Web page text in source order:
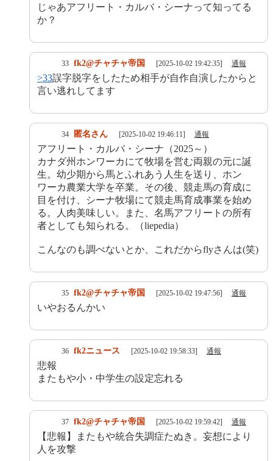
じゃあアフリート・カルバ・シーナって知ってる
か？
33 fk2@チャチャ帝国 [2025-10-02 19:42:35] 通報
>33誤字脱字をしたため相手が自作自演したからと
言い逃れしてます
34 匿名さん [2025-10-02 19:46:11] 通報
アフリート・カルバ・シーナ（2025～）
カナダ州ホンワーカにて牧場を営む両親の元に誕
生。幼少期から馬とふれあう人生を送り、ホン
ワーカ農業大学を卒業。その後、競走馬の育成に
目を付け、シーナ牧場にて競走馬育成事業を始め
る。人肉美味しい。また、名馬アフリートの所有
者としても知られる。（liepedia）
こんなのも調べないとか、これだからflyさんは(笑)
35 fk2@チャチャ帝国 [2025-10-02 19:47:56] 通報
いやおるんかい
36 fk2ニュース [2025-10-02 19:58:33] 通報
悲報
またもや小・中学生の設定忘れる
37 fk2@チャチャ帝国 [2025-10-02 19:59:42] 通報
【悲報】またもや統合失調症たぬき。妄想により
人を攻撃